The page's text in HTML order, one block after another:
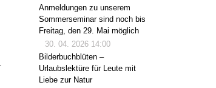
Anmeldungen zu unserem
Sommerseminar sind noch bis
Freitag, den 29. Mai möglich
30. 04. 2026 14:00
Bilderbuchblüten –
Urlaubslektüre für Leute mit
Liebe zur Natur